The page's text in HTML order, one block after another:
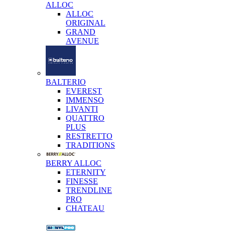
ALLOC
ALLOC
ORIGINAL
GRAND
AVENUE
BALTERIO
EVEREST
IMMENSO
LIVANTI
QUATTRO
PLUS
RESTRETTO
TRADITIONS
BERRY ALLOC
ETERNITY
FINESSE
TRENDLINE
PRO
CHATEAU